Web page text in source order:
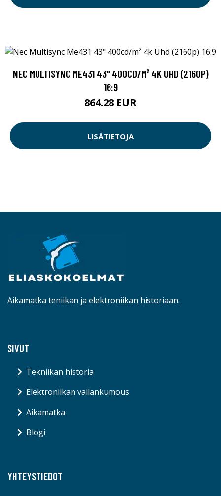
NEC MULTISYNC ME431 43" 400CD/M² 4K UHD (2160P)
16:9
864.28 EUR
LISÄTIETOJA
Aikamatka teniikan ja elektroniikan historiaan.
SIVUT
Tekniikan historia
Elektroniikan vallankumous
Aikamatka
Blogi
YHTEYSTIEDOT